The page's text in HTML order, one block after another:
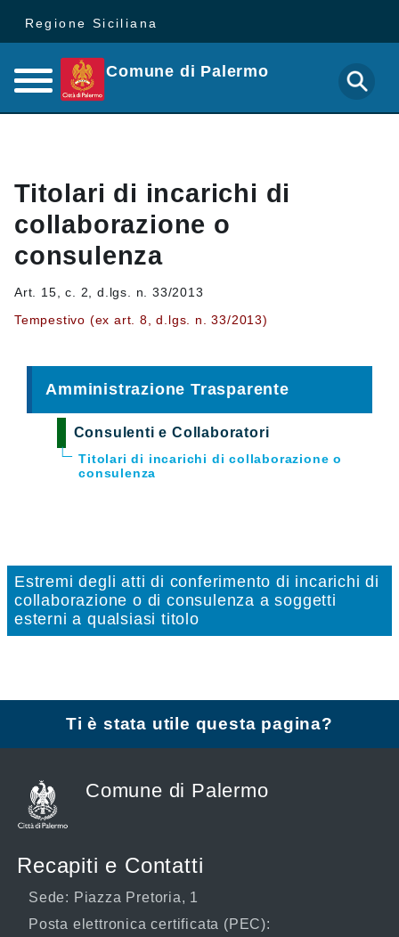
Regione Siciliana
Comune di Palermo
Titolari di incarichi di
collaborazione o
consulenza
Art. 15, c. 2, d.lgs. n. 33/2013
Tempestivo (ex art. 8, d.lgs. n. 33/2013)
Amministrazione Trasparente
Consulenti e Collaboratori
Titolari di incarichi di collaborazione o
consulenza
Estremi degli atti di conferimento di incarichi di
collaborazione o di consulenza a soggetti
esterni a qualsiasi titolo
Ti è stata utile questa pagina?
Comune di Palermo
Recapiti e Contatti
Sede: Piazza Pretoria, 1
Posta elettronica certificata (PEC):